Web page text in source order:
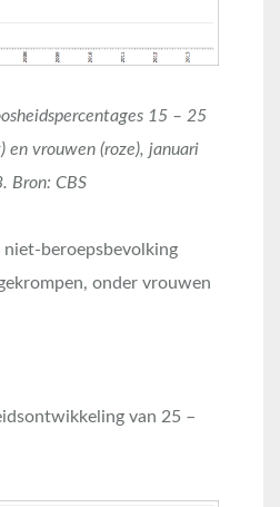
15 – 25
en vrouwen (roze), januari
Bron: CBS
niet-beroepsbevolking
onder vrouwen
van 25 –